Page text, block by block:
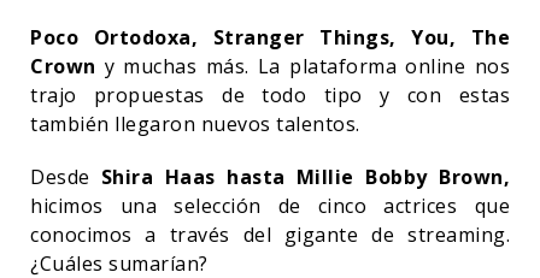
Poco Ortodoxa, Stranger Things, You, The
Crown y muchas más. La plataforma online nos
trajo propuestas de todo tipo y con estas
también llegaron nuevos talentos.
Desde Shira Haas hasta Millie Bobby Brown,
hicimos una selección de cinco actrices que
conocimos a través del gigante de streaming.
¿Cuáles sumarían?